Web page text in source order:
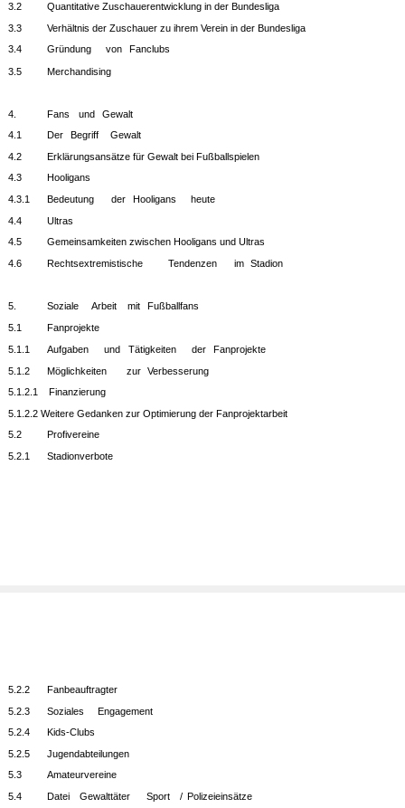
3.2 Quantitative Zuschauerentwicklung in der Bundesliga
3.3
Verhältnis der Zuschauer zu ihrem Verein in der Bundesliga
3.4
Gründung von Fanclubs
3.5 Merchandising
4. Fans und
Gewalt
4.1
Der Begriff Gewalt
4.2
Erklärungsansätze für Gewalt bei Fußballspielen
4.3
Hooligans
4.3.1 Bedeutung der Hooligans heute
4.4
Ultras
4.5
Gemeinsamkeiten zwischen Hooligans und Ultras
4.6 Rechtsextremistische Tendenzen im Stadion
5. Soziale Arbeit mit
Fußballfans
5.1
Fanprojekte
5.1.1 Aufgaben und Tätigkeiten der Fanprojekte
5.1.2 Möglichkeiten zur
Verbesserung
5.1.2.1
Finanzierung
5.1.2.2 Weitere Gedanken zur Optimierung der Fanprojektarbeit
5.2
Profivereine
5.2.1 Stadionverbote
5.2.2 Fanbeauftragter
5.2.3 Soziales
Engagement
5.2.4
Kids-Clubs
5.2.5
Jugendabteilungen
5.3
Amateurvereine
5.4 Datei Gewalttäter Sport / Polizeieinsätze